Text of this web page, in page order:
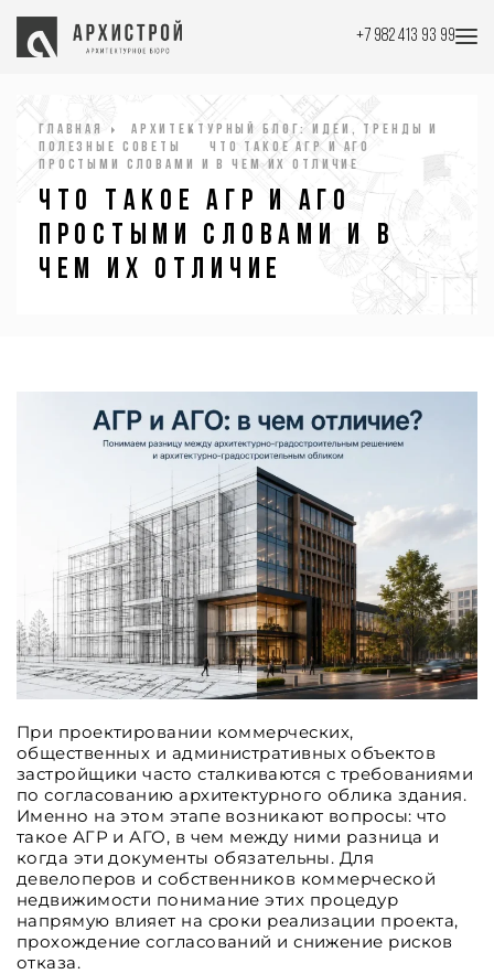
+7 982 413 93 99
Главная
Архитектурный блог: идеи, тренды и
полезные советы
Что такое АГР и АГО
простыми словами и в чем их отличие
Что такое АГР и АГО
простыми словами и в
чем их отличие
При проектировании коммерческих,
общественных и административных объектов
застройщики часто сталкиваются с требованиями
по согласованию архитектурного облика здания.
Именно на этом этапе возникают вопросы: что
такое АГР и АГО, в чем между ними разница и
когда эти документы обязательны. Для
девелоперов и собственников коммерческой
недвижимости понимание этих процедур
напрямую влияет на сроки реализации проекта,
прохождение согласований и снижение рисков
отказа.